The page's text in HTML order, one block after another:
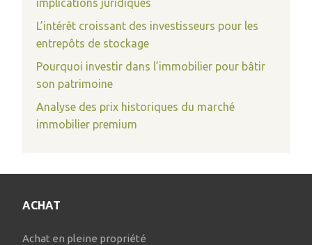
implications juridiques
L’intérêt croissant des investisseurs pour les
entrepôts de stockage
Pourquoi investir dans l’immobilier pour bâtir
son patrimoine
Analyse des prix historiques du marché
immobilier premium
ACHAT
Achat en pleine propriété